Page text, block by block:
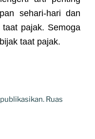
sehari-hari dan
pajak. Semoga
taat pajak.
Ruas